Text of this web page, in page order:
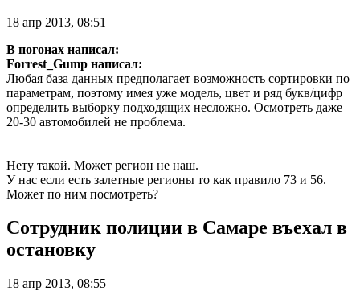
18 апр 2013, 08:51
В погонах написал:
Forrest_Gump написал:
Любая база данных предполагает возможность сортировки по
параметрам, поэтому имея уже модель, цвет и ряд букв/цифр
определить выборку подходящих несложно. Осмотреть даже
20-30 автомобилей не проблема.
Нету такой. Может регион не наш.
У нас если есть залетные регионы то как правило 73 и 56.
Может по ним посмотреть?
Сотрудник полиции в Самаре въехал в
остановку
18 апр 2013, 08:55